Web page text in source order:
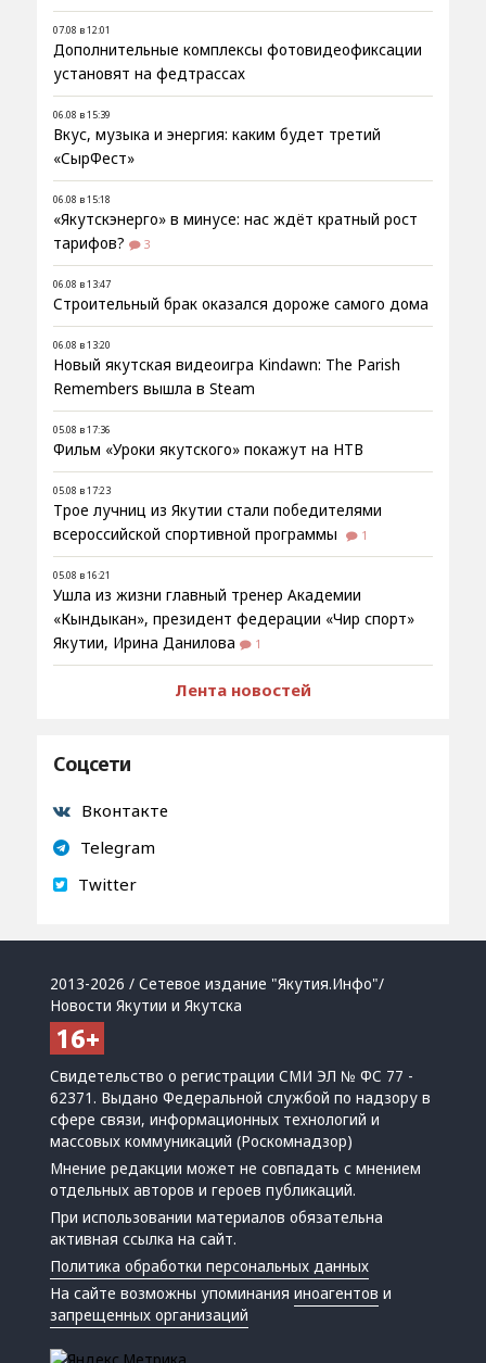
07.08 в 12:01
Дополнительные комплексы фотовидеофиксации
установят на федтрассах
06.08 в 15:39
Вкус, музыка и энергия: каким будет третий
«СырФест»
06.08 в 15:18
«Якутскэнерго» в минусе: нас ждёт кратный рост
тарифов?
3
06.08 в 13:47
Строительный брак оказался дороже самого дома
06.08 в 13:20
Новый якутская видеоигра Kindawn: The Parish
Remembers вышла в Steam
05.08 в 17:36
Фильм «Уроки якутского» покажут на НТВ
05.08 в 17:23
Трое лучниц из Якутии стали победителями
всероссийской спортивной программы
1
05.08 в 16:21
Ушла из жизни главный тренер Академии
«Кындыкан», президент федерации «Чир спорт»
Якутии, Ирина Данилова
1
Лента новостей
Соцсети
Вконтакте
Telegram
Twitter
2013-2026 / Сетевое издание "Якутия.Инфо"/
Новости Якутии и Якутска
Свидетельство о регистрации СМИ ЭЛ № ФС 77 -
62371. Выдано Федеральной службой по надзору в
сфере связи, информационных технологий и
массовых коммуникаций (Роскомнадзор)
Мнение редакции может не совпадать с мнением
отдельных авторов и героев публикаций.
При использовании материалов обязательна
активная ссылка на сайт.
Политика обработки персональных данных
На сайте возможны упоминанияиноагентов и
запрещенных организаций